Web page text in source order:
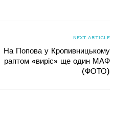
NEXT ARTICLE
На Попова у Кропивницькому
раптом «виріс» ще один МАФ
(ФОТО)